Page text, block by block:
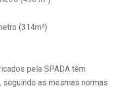
(314m²)
pela SPADA têm
as mesmas normas